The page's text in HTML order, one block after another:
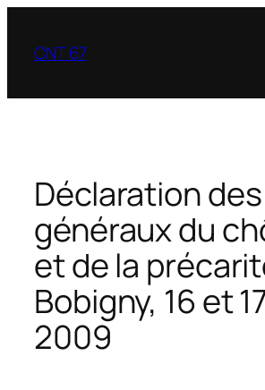
contenu
CNT 67
Déclaration
généraux du
et de la
Bobigny, 16 et
2009